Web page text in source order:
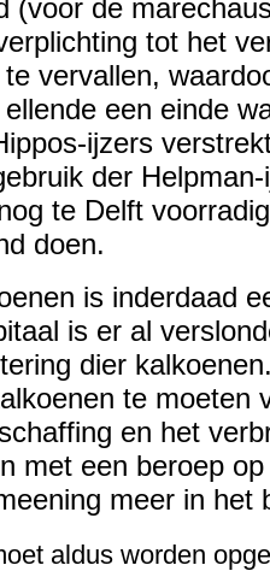
(voor de
tot het
vervallen,
een einde
ijzers
der
te Delft
doen.
is inderdaad
is er al
dier
te moeten
en het
met een beroep
meer in het
aldus worden